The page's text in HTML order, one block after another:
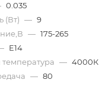
0.035
(Вт) — 9
— 175-265
E14
температура — 4000К
— 80